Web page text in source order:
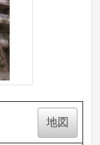
地図